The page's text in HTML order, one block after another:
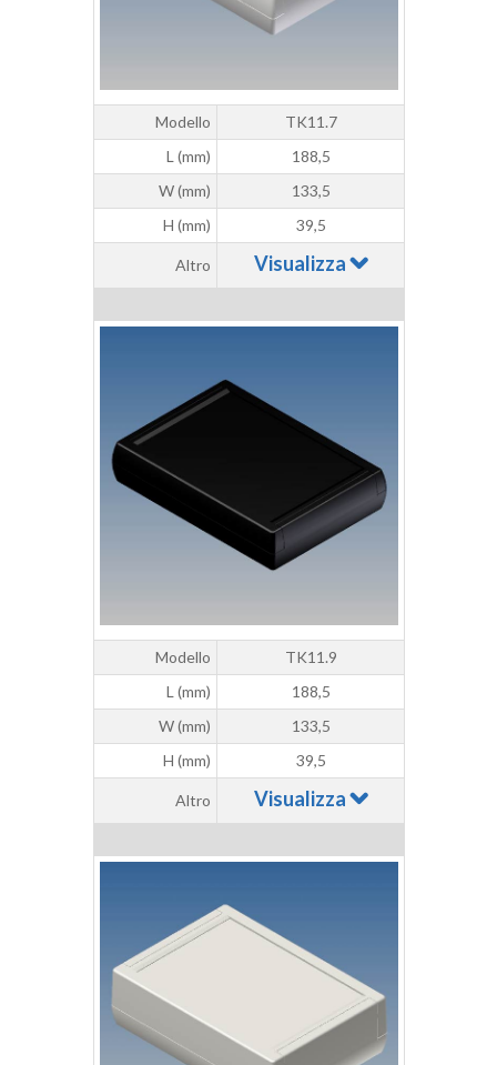
Modello
TK11.7
L (mm)
188,5
W (mm)
133,5
H (mm)
39,5
Altro Visualizza
Modello
TK11.9
L (mm)
188,5
W (mm)
133,5
H (mm)
39,5
Altro Visualizza